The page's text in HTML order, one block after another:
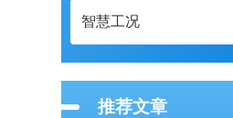
智慧工况
推荐文章